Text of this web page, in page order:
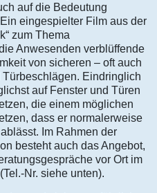
auf die Bedeutung
eingespielter Film aus der
zum Thema
Anwesenden verblüffende
von sicheren – oft auch
Eindringlich
auf Fenster und Türen
die einem möglichen
dass er normalerweise
Im Rahmen der
besteht auch das Angebot,
vor Ort im
Nr. siehe unten).